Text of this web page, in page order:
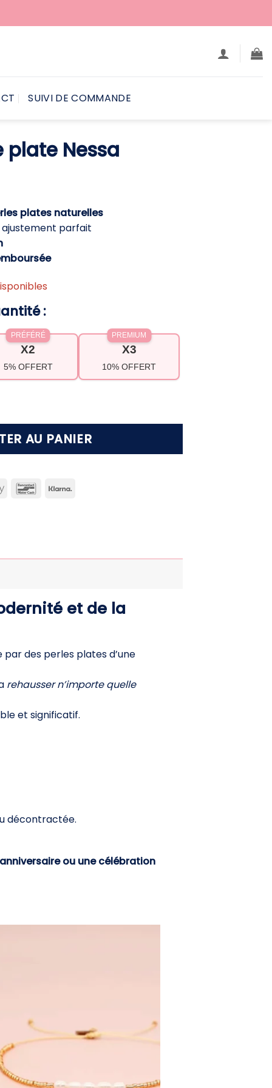
SUIVI DE COMMANDE
plate Nessa
:
€.
plates naturelles
parfait
:
X2
5% OFFERT
PRÉFÉRÉ
X3
10% OFFERT
PREMIUM
AU PANIER
Apple
Bancontact
Klarna
et de la
des perles plates d’une
rehausser n’importe quelle
et significatif.
décontractée.
ou une célébration